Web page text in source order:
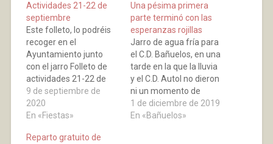
Actividades 21-22 de
septiembre
Este folleto, lo podréis
recoger en el
Ayuntamiento junto
con el jarro Folleto de
actividades 21-22 de
septiembre
9 de septiembre de
2020
En «Fiestas»
Una pésima primera
parte terminó con las
esperanzas rojillas
Jarro de agua fría para
el C.D. Bañuelos, en una
tarde en la que la lluvia
y el C.D. Autol no dieron
ni un momento de
respiro a los rojillos. Con
un primer tiempo
1 de diciembre de 2019
En «Bañuelos»
Reparto gratuito de